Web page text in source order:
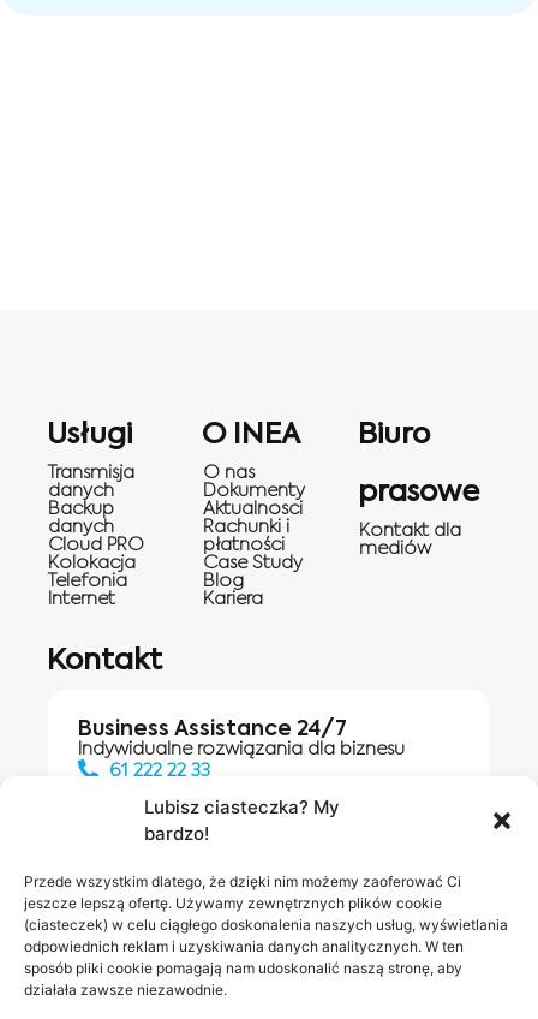
Lubisz ciasteczka? My
bardzo!
Przede wszystkim dlatego, że dzięki nim możemy zaoferować Ci
jeszcze lepszą ofertę. Używamy zewnętrznych plików cookie
(ciasteczek) w celu ciągłego doskonalenia naszych usług, wyświetlania
odpowiednich reklam i uzyskiwania danych analitycznych. W ten
sposób pliki cookie pomagają nam udoskonalić naszą stronę, aby
działała zawsze niezawodnie.
Usługi
Transmisja
danych
Backup
danych
Cloud PRO
Kolokacja
Telefonia
Internet
O INEA
O nas
Dokumenty
Aktualnosci
Rachunki i
płatności
Case Study
Blog
Kariera
Biuro
prasowe
Kontakt dla
mediów
Kontakt
Business Assistance 24/7
Indywidualne rozwiązania dla biznesu
61 222 22 33
Salony INEA
Napisz do